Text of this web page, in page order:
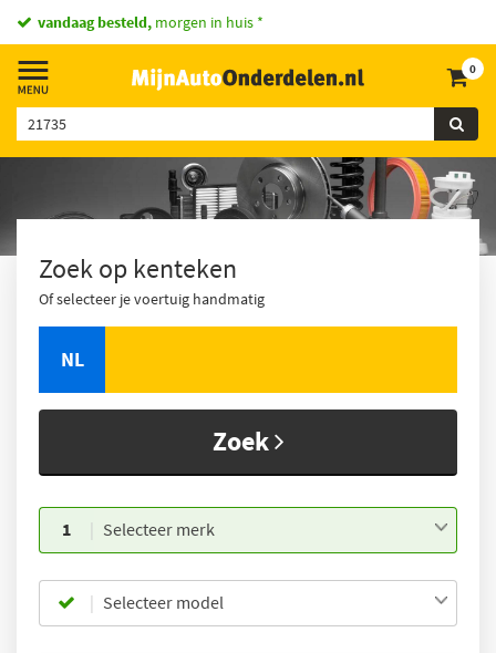
vandaag besteld, morgen in huis *
0
Zoek op kenteken
Of selecteer je voertuig handmatig
NL
Zoek
1 Selecteer merk
Selecteer model